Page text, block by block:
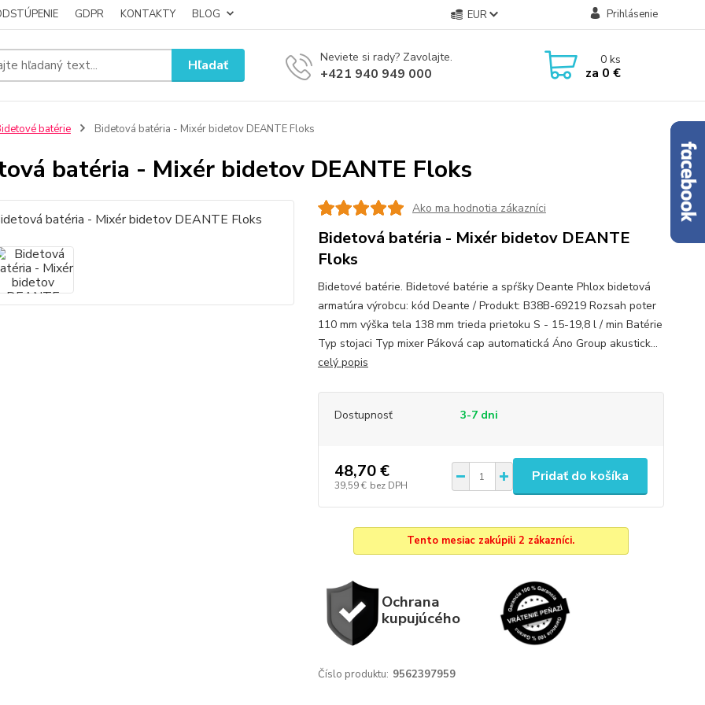
GDPR KONTAKTY BLOG EUR Prihlásenie
Hľadať Neviete si rady? Zavolajte.
+421 940 949 000
0ks
za 0 €
batérie Bidetová batéria - Mixér bidetov DEANTE Floks
batéria - Mixér bidetov DEANTE Floks
Ako ma hodnotia zákazníci
Bidetová batéria - Mixér bidetov DEANTE
Floks
Bidetové batérie. Bidetové batérie a spŕšky Deante Phlox bidetová
armatúra výrobcu: kód Deante / Produkt: B38B-69219 Rozsah poter
110 mm výška tela 138 mm trieda prietoku S - 15-19,8 l / min Batérie
Typ stojaci Typ mixer Páková cap automatická Áno Group akustick...
celý popis
Dostupnosť 3-7 dni
48,70 €
39,59 € bez DPH
Pridať do košíka
Tento mesiac zakúpili 2 zákazníci.
Ochrana
kupujúcého
Číslo produktu: 9562397959